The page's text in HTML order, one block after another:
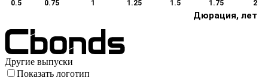
Дюрация, лет
0.5 0.75 1 1.25 1.5 1.75 2
Другие выпуски
Показать логотип